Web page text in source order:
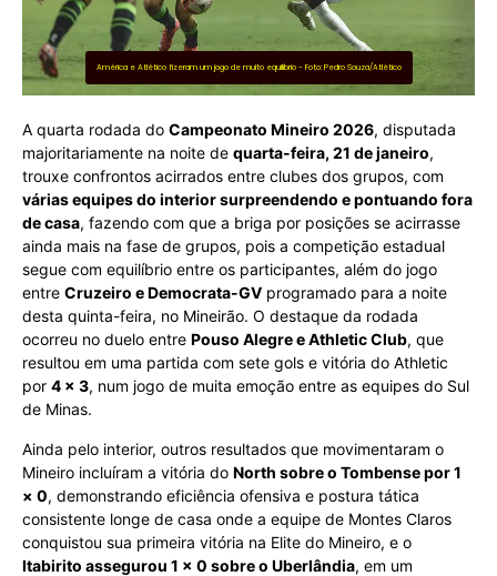
América e Atlético fizeram um jogo de muito equilíbrio - Foto: Pedro Souza/Atlético
A quarta rodada do Campeonato Mineiro 2026, disputada
majoritariamente na noite de quarta-feira, 21 de janeiro,
trouxe confrontos acirrados entre clubes dos grupos, com
várias equipes do interior surpreendendo e pontuando fora
de casa, fazendo com que a briga por posições se acirrasse
ainda mais na fase de grupos, pois a competição estadual
segue com equilíbrio entre os participantes, além do jogo
entre Cruzeiro e Democrata-GV programado para a noite
desta quinta-feira, no Mineirão. O destaque da rodada
ocorreu no duelo entre Pouso Alegre e Athletic Club, que
resultou em uma partida com sete gols e vitória do Athletic
por 4 × 3, num jogo de muita emoção entre as equipes do Sul
de Minas.
Ainda pelo interior, outros resultados que movimentaram o
Mineiro incluíram a vitória do North sobre o Tombense por 1
× 0, demonstrando eficiência ofensiva e postura tática
consistente longe de casa onde a equipe de Montes Claros
conquistou sua primeira vitória na Elite do Mineiro, e o
Itabirito assegurou 1 × 0 sobre o Uberlândia, em um